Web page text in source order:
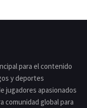
para el contenido
y deportes
jugadores apasionados
comunidad global para